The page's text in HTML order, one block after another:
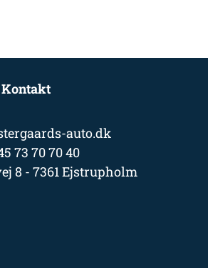
Kontakt
auto.dk
73 70 70 40
8 - 7361 Ejstrupholm